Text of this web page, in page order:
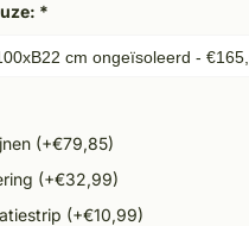
*
(+€79,85)
(+€32,99)
(+€10,99)